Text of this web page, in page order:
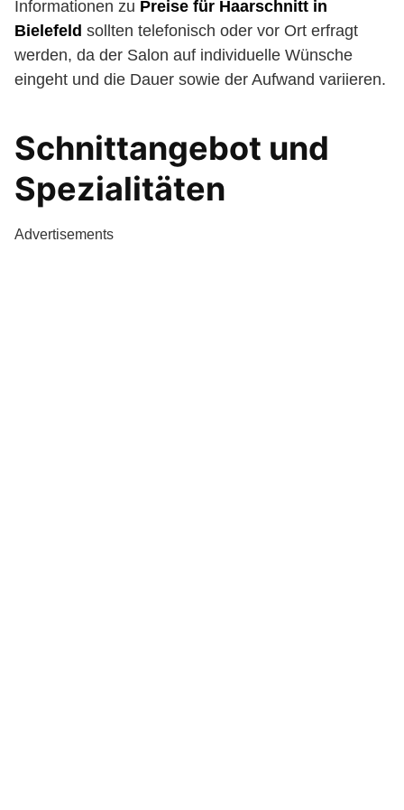
Informationen zu Preise für Haarschnitt in
Bielefeld sollten telefonisch oder vor Ort erfragt
werden, da der Salon auf individuelle Wünsche
eingeht und die Dauer sowie der Aufwand variieren.
Schnittangebot und
Spezialitäten
Advertisements